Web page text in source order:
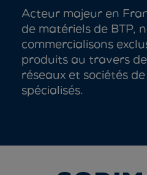
Acteur majeur en
de matériels de BTP,
commercialisons
produits au travers
réseaux et sociétés
spécialisés.